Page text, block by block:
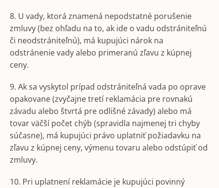
8. U vady, ktorá znamená nepodstatné porušenie
zmluvy (bez ohľadu na to, ak ide o vadu odstrániteľnú
či neodstrániteľnú), má kupujúci nárok na
odstránenie vady alebo primeranú zľavu z kúpnej
ceny.
9. Ak sa vyskytol prípad odstrániteľná vada po oprave
opakovane (zvyčajne tretí reklamácia pre rovnakú
závadu alebo štvrtá pre odlišné závady) alebo má
tovar väčší počet chýb (spravidla najmenej tri chyby
súčasne), má kupujúci právo uplatniť požiadavku na
zľavu z kúpnej ceny, výmenu tovaru alebo odstúpiť od
zmluvy.
10. Pri uplatnení reklamácie je kupujúci povinný